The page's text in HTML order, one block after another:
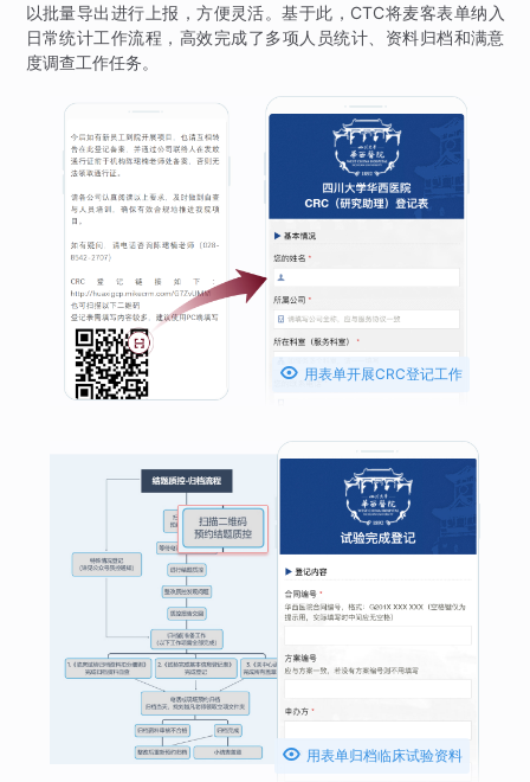
以批量导出进行上报，方便灵活。基于此，CTC将麦客表单纳入
日常统计工作流程，高效完成了多项人员统计、资料归档和满意
度调查工作任务。
 用表单开展CRC登记工作
 用表单归档临床试验资料